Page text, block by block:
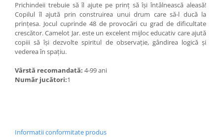
Prichindeii trebuie să îl ajute pe prinţ să îşi întâlnească aleasă!
Copilul îl ajută prin construirea unui drum care să-l ducă la
prinţesa. Jocul cuprinde 48 de provocări cu grad de dificultate
crescător. Camelot Jar. este un excelent mijloc educativ care ajută
copiii să îşi dezvolte spiritul de observaţie, gândirea logică şi
vederea în spaţiu.
Vârstă recomandată: 4-99 ani
Număr jucători:1
Informatii conformitate produs